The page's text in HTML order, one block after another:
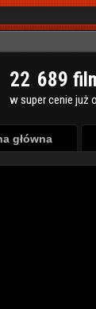
22 689
w super cenie już
główna